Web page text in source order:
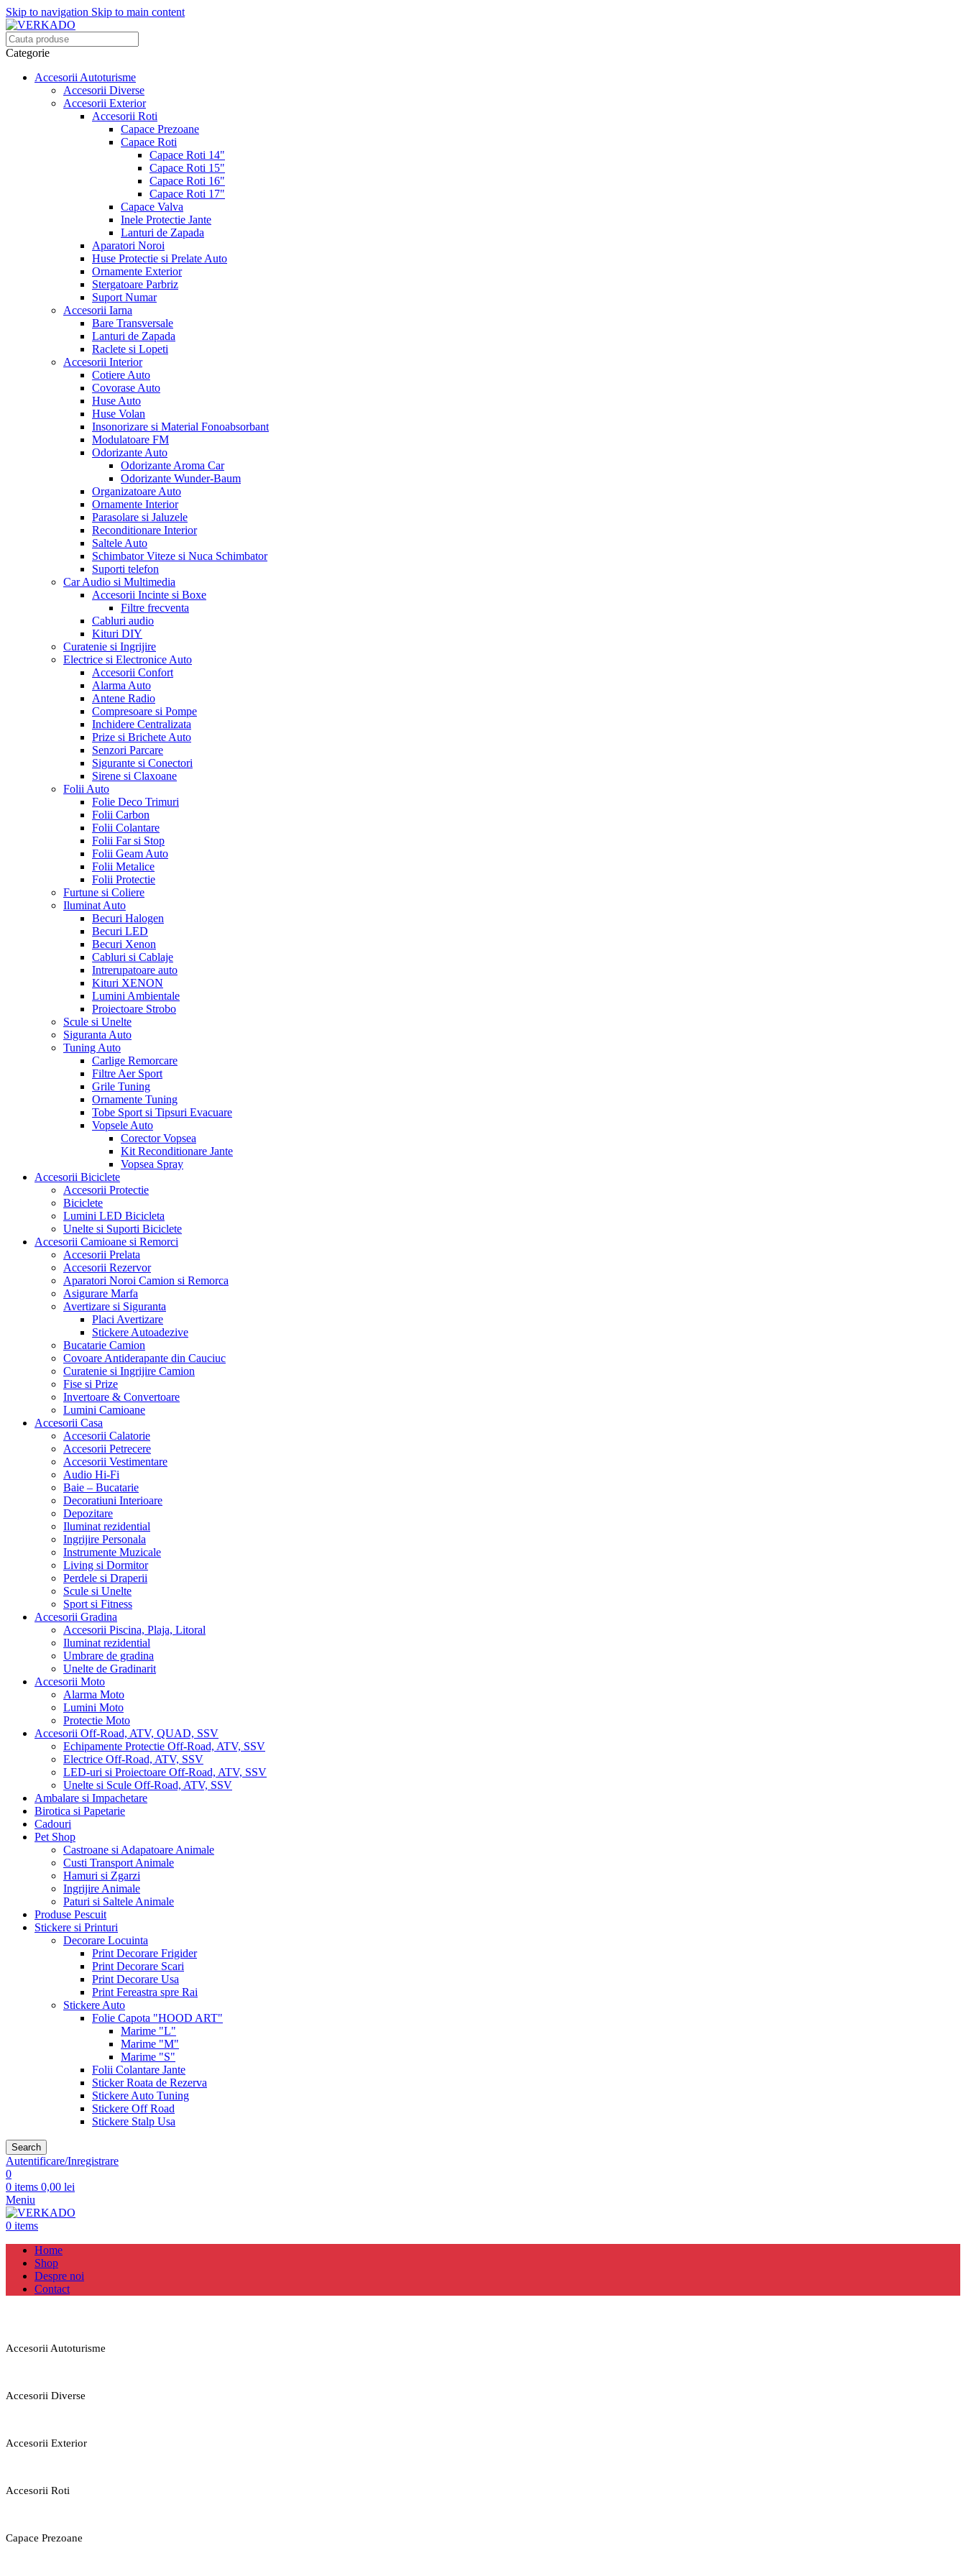
Skip to navigation Skip to main content
Categorie
Accesorii Autoturisme
Accesorii Diverse
Accesorii Exterior
Accesorii Roti
Capace Prezoane
Capace Roti
Capace Roti 14"
Capace Roti 15"
Capace Roti 16"
Capace Roti 17"
Capace Valva
Inele Protectie Jante
Lanturi de Zapada
Aparatori Noroi
Huse Protectie si Prelate Auto
Ornamente Exterior
Stergatoare Parbriz
Suport Numar
Accesorii Iarna
Bare Transversale
Lanturi de Zapada
Raclete si Lopeti
Accesorii Interior
Cotiere Auto
Covorase Auto
Huse Auto
Huse Volan
Insonorizare si Material Fonoabsorbant
Modulatoare FM
Odorizante Auto
Odorizante Aroma Car
Odorizante Wunder-Baum
Organizatoare Auto
Ornamente Interior
Parasolare si Jaluzele
Reconditionare Interior
Saltele Auto
Schimbator Viteze si Nuca Schimbator
Suporti telefon
Car Audio si Multimedia
Accesorii Incinte si Boxe
Filtre frecventa
Cabluri audio
Kituri DIY
Curatenie si Ingrijire
Electrice si Electronice Auto
Accesorii Confort
Alarma Auto
Antene Radio
Compresoare si Pompe
Inchidere Centralizata
Prize si Brichete Auto
Senzori Parcare
Sigurante si Conectori
Sirene si Claxoane
Folii Auto
Folie Deco Trimuri
Folii Carbon
Folii Colantare
Folii Far si Stop
Folii Geam Auto
Folii Metalice
Folii Protectie
Furtune si Coliere
Iluminat Auto
Becuri Halogen
Becuri LED
Becuri Xenon
Cabluri si Cablaje
Intrerupatoare auto
Kituri XENON
Lumini Ambientale
Proiectoare Strobo
Scule si Unelte
Siguranta Auto
Tuning Auto
Carlige Remorcare
Filtre Aer Sport
Grile Tuning
Ornamente Tuning
Tobe Sport si Tipsuri Evacuare
Vopsele Auto
Corector Vopsea
Kit Reconditionare Jante
Vopsea Spray
Accesorii Biciclete
Accesorii Protectie
Biciclete
Lumini LED Bicicleta
Unelte si Suporti Biciclete
Accesorii Camioane si Remorci
Accesorii Prelata
Accesorii Rezervor
Aparatori Noroi Camion si Remorca
Asigurare Marfa
Avertizare si Siguranta
Placi Avertizare
Stickere Autoadezive
Bucatarie Camion
Covoare Antiderapante din Cauciuc
Curatenie si Ingrijire Camion
Fise si Prize
Invertoare & Convertoare
Lumini Camioane
Accesorii Casa
Accesorii Calatorie
Accesorii Petrecere
Accesorii Vestimentare
Audio Hi-Fi
Baie – Bucatarie
Decoratiuni Interioare
Depozitare
Iluminat rezidential
Ingrijire Personala
Instrumente Muzicale
Living si Dormitor
Perdele si Draperii
Scule si Unelte
Sport si Fitness
Accesorii Gradina
Accesorii Piscina, Plaja, Litoral
Iluminat rezidential
Umbrare de gradina
Unelte de Gradinarit
Accesorii Moto
Alarma Moto
Lumini Moto
Protectie Moto
Accesorii Off-Road, ATV, QUAD, SSV
Echipamente Protectie Off-Road, ATV, SSV
Electrice Off-Road, ATV, SSV
LED-uri si Proiectoare Off-Road, ATV, SSV
Unelte si Scule Off-Road, ATV, SSV
Ambalare si Impachetare
Birotica si Papetarie
Cadouri
Pet Shop
Castroane si Adapatoare Animale
Custi Transport Animale
Hamuri si Zgarzi
Ingrijire Animale
Paturi si Saltele Animale
Produse Pescuit
Stickere si Printuri
Decorare Locuinta
Print Decorare Frigider
Print Decorare Scari
Print Decorare Usa
Print Fereastra spre Rai
Stickere Auto
Folie Capota "HOOD ART"
Marime "L"
Marime "M"
Marime "S"
Folii Colantare Jante
Sticker Roata de Rezerva
Stickere Auto Tuning
Stickere Off Road
Stickere Stalp Usa
Search
Autentificare/Inregistrare
0
0 items 0,00 lei
Meniu
0 items
Home
Shop
Despre noi
Contact
Accesorii Autoturisme
Accesorii Diverse
Accesorii Exterior
Accesorii Roti
Capace Prezoane